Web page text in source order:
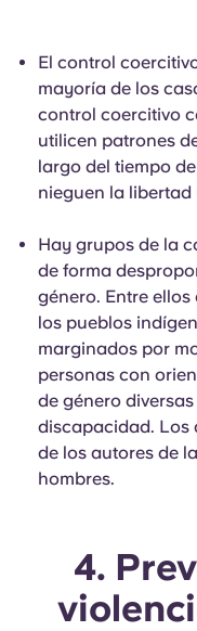
El control
mayoría de los
control coercitivo
utilicen patrones
largo del tiempo
nieguen la
Hay grupos de la
de forma
género. Entre ellos
los pueblos
marginados por
personas con
de género
discapacidad. Los
de los autores de
hombres.
4.